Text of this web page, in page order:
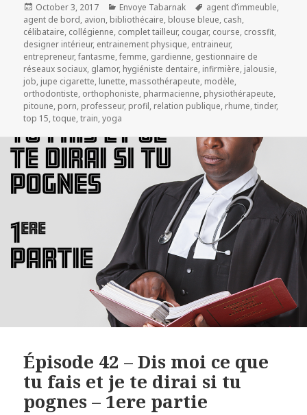
Posted
on
October 3, 2017 Categories
Envoye Tabarnak Tags
agent d’immeuble,
agent de bord, avion, bibliothécaire, blouse bleue, cash,
célibataire, collégienne, complet tailleur, cougar, course, crossfit,
designer intérieur, entrainement physique, entraineur,
entrepreneur,fantasme,femme, gardienne, gestionnaire de
réseaux sociaux, glamor, hygiéniste dentaire, infirmière, jalousie,
job, jupe cigarette, lunette, massothérapeute, modèle,
orthodontiste, orthophoniste, pharmacienne, physiothérapeute,
pitoune, porn, professeur, profil, relation publique, rhume,tinder,
top 15,toque,train,yoga
Épisode 42 – Dis moi ce que
tu fais et je te dirai si tu
pognes – 1ere partie